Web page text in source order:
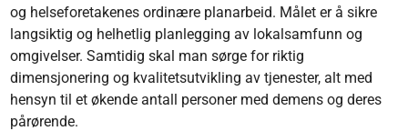
og helseforetakenes ordinære planarbeid. Målet er å sikre
langsiktig og helhetlig planlegging av lokalsamfunn og
omgivelser. Samtidig skal man sørge for riktig
dimensjonering og kvalitetsutvikling av tjenester, alt med
hensyn til et økende antall personer med demens og deres
pårørende.